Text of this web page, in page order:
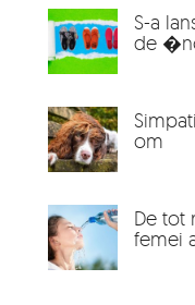
S-a
de
om
De tot
femei